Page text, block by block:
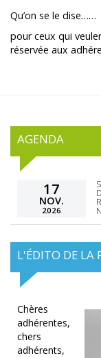
Qu’on se le dise……
pour ceux qui
réservée aux
AGENDA
17
NOV.
2026
L'ÉDITO DE LA
Chères
adhérentes,
chers
adhérents,